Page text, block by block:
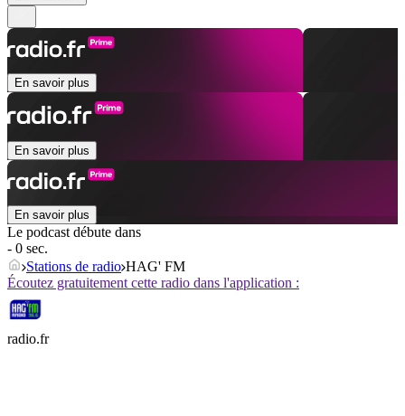
En savoir plus
En savoir plus
En savoir plus
Le podcast débute dans
- 0 sec.
Stations de radio HAG' FM
Écoutez gratuitement cette radio dans l'application :
radio.fr